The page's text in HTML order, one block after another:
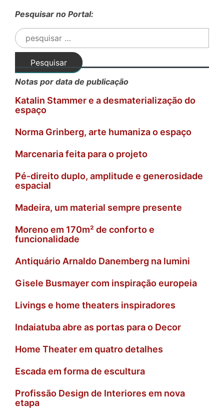
Pesquisar no Portal:
Pesquisar
por:
Notas por data de publicação
Katalin Stammer e a desmaterialização do
espaço
Norma Grinberg, arte humaniza o espaço
Marcenaria feita para o projeto
Pé-direito duplo, amplitude e generosidade
espacial
Madeira, um material sempre presente
Moreno em 170m² de conforto e
funcionalidade
Antiquário Arnaldo Danemberg na lumini
Gisele Busmayer com inspiração europeia
Livings e home theaters inspiradores
Indaiatuba abre as portas para o Decor
Home Theater em quatro detalhes
Escada em forma de escultura
Profissão Design de Interiores em nova
etapa